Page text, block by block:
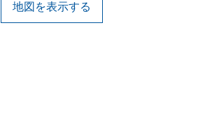
地図を表示する